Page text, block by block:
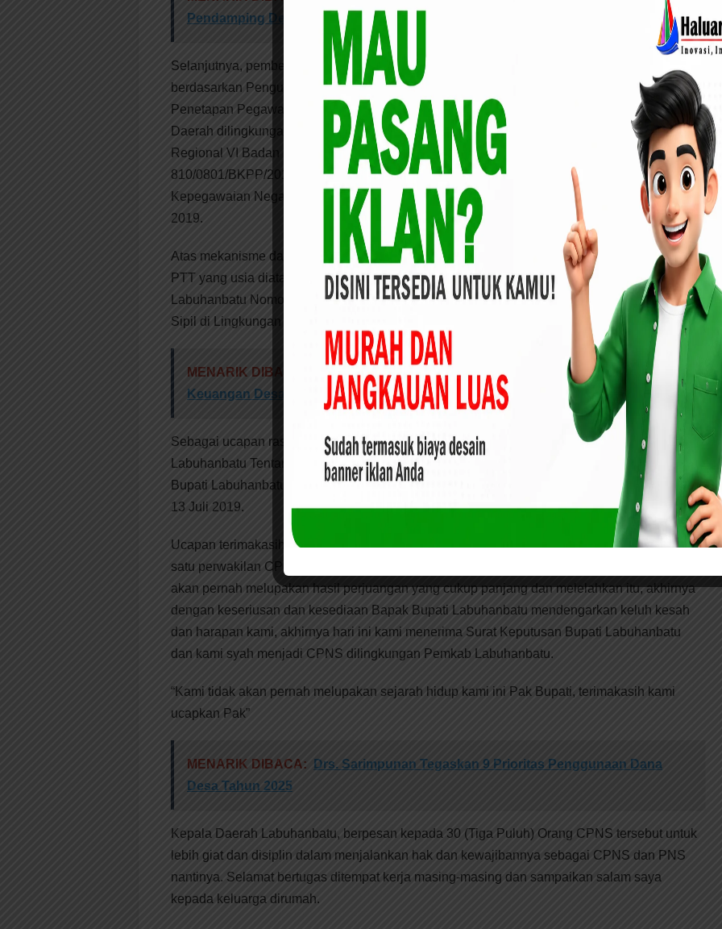
Pendamping Desa
Selanjutnya, pemberkasan untuk usul penetapan Nomor Induk Pegawai (NIP) dilakukan
berdasarkan Pengumuman Bupati Labuhanbatu Nomor 810/1384/BKPP/III/2019 Tentang
Penetapan Pegawai Tidak Tetap Kementerian Kesehatan yang akan diangkat menjadi CPNS
Daerah dilingkungan Pemkab Labuhanbatu. Usul penetapan NIP disampaikan Ke Kantor
Regional VI Badan Kepegawaian Negara di Medan dengan Surat Pengantar Nomor
810/0801/BKPP/2019, Tanggal 12 April 2019 dan selanjutnya diverifikasi oleh Badan
Kepegawaian Negara dan dapat ditetapkan NIPnya Terhitung Mulai Tanggal (TMT) 01 Mei
2019.
Atas mekanisme dan prosedur tersebut, akhirnya 30 (Tiga Puluh) Orang Dokter dan Bidan
PTT yang usia diatas 35 Tahun, berhasil menjadi CPNS melalui Surat Keputusan Bupati
Labuhanbatu Nomor 813/2280/BKPP/III/2019 Tentang Pengangkatan Calon Pegawai Negeri
Sipil di Lingkungan Pemerintah Kabupaten Labuhanbatu.
MENARIK DIBACA:
BKPP Provsu Gelar Workshop Evaluasi Pengelolaan
Keuangan Desa
Sebagai ucapan rasa syukur dan tanggungjawab, penyerahan Surat Keputusan Bupati
Labuhanbatu Tentang Pengangkatan 30 (Tiga Puluh) Orang CPNS tersebut, difasilitasi
Bupati Labuhanbatu dilaksanakan di Pendopo Kabupaten Labuhanbatu pada hari ini Sabtu,
13 Juli 2019.
Ucapan terimakasih dan rasa hormat kepada Bupati Labuhanbatu disampaikan oleh salah
satu perwakilan CPNS, Kalara Manik menyampaikan mereka sangat bersyukur dan tidak
akan pernah melupakan hasil perjuangan yang cukup panjang dan melelahkan itu, akhirnya
dengan keseriusan dan kesediaan Bapak Bupati Labuhanbatu mendengarkan keluh kesah
dan harapan kami, akhirnya hari ini kami menerima Surat Keputusan Bupati Labuhanbatu
dan kami syah menjadi CPNS dilingkungan Pemkab Labuhanbatu.
“Kami tidak akan pernah melupakan sejarah hidup kami ini Pak Bupati, terimakasih kami
ucapkan Pak”
MENARIK DIBACA:
Drs. Sarimpunan Tegaskan 9 Prioritas Penggunaan Dana
Desa Tahun 2025
Kepala Daerah Labuhanbatu, berpesan kepada 30 (Tiga Puluh) Orang CPNS tersebut untuk
lebih giat dan disiplin dalam menjalankan hak dan kewajibannya sebagai CPNS dan PNS
nantinya. Selamat bertugas ditempat kerja masing-masing dan sampaikan salam saya
kepada keluarga dirumah.